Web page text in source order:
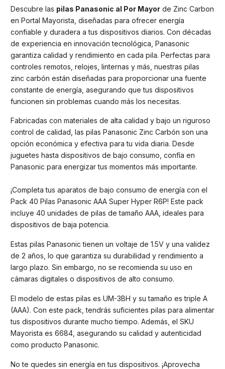
Descubre las pilas Panasonic al Por Mayor de Zinc Carbon
en Portal Mayorista, diseñadas para ofrecer energía
confiable y duradera a tus dispositivos diarios. Con décadas
de experiencia en innovación tecnológica, Panasonic
garantiza calidad y rendimiento en cada pila. Perfectas para
controles remotos, relojes, linternas y más, nuestras pilas
zinc carbón están diseñadas para proporcionar una fuente
constante de energía, asegurando que tus dispositivos
funcionen sin problemas cuando más los necesitas.
Fabricadas con materiales de alta calidad y bajo un riguroso
control de calidad, las pilas Panasonic Zinc Carbón son una
opción económica y efectiva para tu vida diaria. Desde
juguetes hasta dispositivos de bajo consumo, confía en
Panasonic para energizar tus momentos más importante.
¡Completa tus aparatos de bajo consumo de energía con el
Pack 40 Pilas Panasonic AAA Super Hyper R6P! Este pack
incluye 40 unidades de pilas de tamaño AAA, ideales para
dispositivos de baja potencia.
Estas pilas Panasonic tienen un voltaje de 1.5V y una validez
de 2 años, lo que garantiza su durabilidad y rendimiento a
largo plazo. Sin embargo, no se recomienda su uso en
cámaras digitales o dispositivos de alto consumo.
El modelo de estas pilas es UM-3BH y su tamaño es triple A
(AAA). Con este pack, tendrás suficientes pilas para alimentar
tus dispositivos durante mucho tiempo. Además, el SKU
Mayorista es 6684, asegurando su calidad y autenticidad
como producto Panasonic.
No te quedes sin energía en tus dispositivos. ¡Aprovecha